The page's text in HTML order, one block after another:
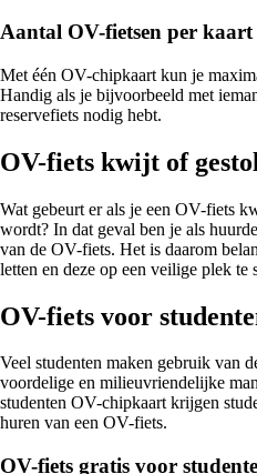
Aantal OV-fietsen per kaart
Met één OV-chipkaart kun je
Handig als je bijvoorbeeld met
reservefiets nodig hebt.
OV-fiets kwijt of
Wat gebeurt er als je een OV-fiets
wordt? In dat geval ben je als
van de OV-fiets. Het is daarom
letten en deze op een veilige plek te
OV-fiets voor
Veel studenten maken gebruik van
voordelige en milieuvriendelijke
studenten OV-chipkaart krijgen
huren van een OV-fiets.
OV-fiets gratis voor